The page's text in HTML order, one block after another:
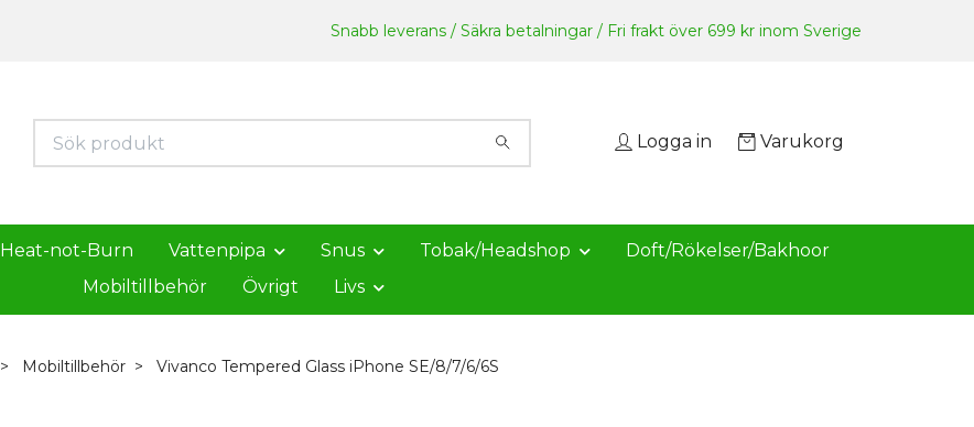
Snabb leverans / Säkra betalningar / Fri frakt över 699 kr inom Sverige
Logga in Varukorg
Heat-not-Burn Vattenpipa Snus Tobak/Headshop
Doft/Rökelser/Bakhoor
Mobiltillbehör
Övrigt Livs
Mobiltillbehör Vivanco Tempered Glass iPhone SE/8/7/6/6S